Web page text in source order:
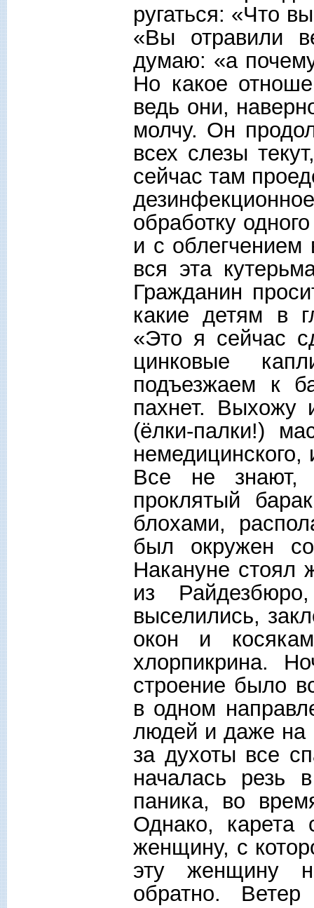
ругаться: «Что
«Вы отравили
думаю: «а
Но какое
ведь они,
молчу. Он
всех слезы
сейчас там
обработку
и с
вся эта
Гражданин
какие детям в
«Это я сейчас
цинковые
подъезжаем к
пахнет. Выхожу
(ёлки-палки!)
Все не знают,
проклятый
блохами,
был окружен
Накануне стоял
из
выселились,
окон и
хлорпикрина.
строение было
в одном
людей и даже на
за духоты все
началась резь
паника, во
Однако, карета
женщину, с
эту женщину
обратно.